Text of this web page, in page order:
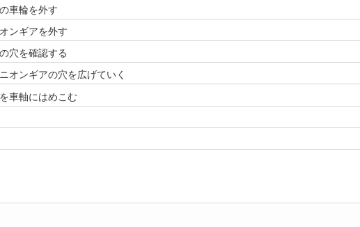
車輪を外す
ンギアを外す
穴を確認する
オンギアの穴を広げていく
車軸にはめこむ